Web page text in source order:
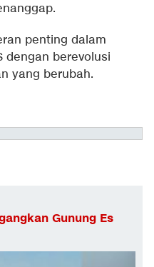
penting dalam
dengan berevolusi
yang berubah.
Gunung Es